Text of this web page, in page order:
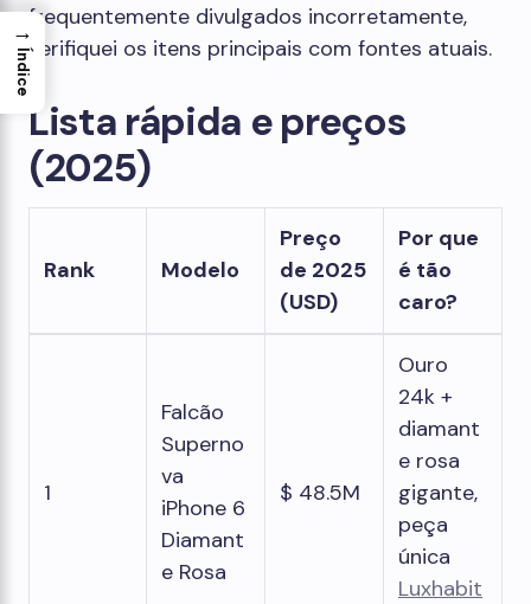
frequentemente divulgados incorretamente,
verifiquei os itens principais com fontes atuais.
Lista rápida e preços
(2025)
Rank Modelo
Preço
de 2025
(USD)
Por que
é tão
caro?
1
Falcão
Superno
va
iPhone 6
Diamant
e Rosa
$ 48.5M
Ouro
24k +
diamant
e rosa
gigante,
peça
única
Luxhabit
→
Índice